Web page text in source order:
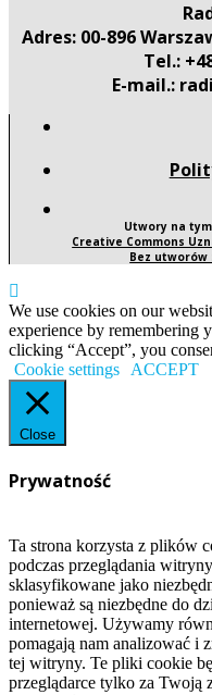
Adres: 00-896
Tel.:
E-mail.:
Utwory na
Creative Commons
Bez utworów
We use cookies on our
experience by remembering
clicking “Accept”, you
Cookie settings
ACCEPT
Close
Prywatność
Ta strona korzysta z plików
podczas przeglądania
sklasyfikowane jako
ponieważ są niezbędne do
internetowej. Używamy
pomagają nam analizować i
tej witryny. Te pliki cookie
przeglądarce tylko za Twoją